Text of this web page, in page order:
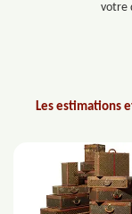
votre
Les estimations